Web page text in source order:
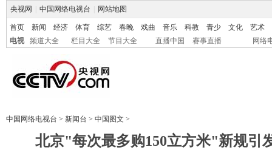
央视网 中国网络电视台 网站地图
首页 新闻 经济 体育 综艺 春晚 戏曲 音乐 科教 青少 文化
艺术
电视
频道大全 栏目大全 节目大全 直播中国 赛事直播 网络
中国网络电视台 > 新闻台 > 中国图文 >
北京"每次最多购150立方米"新规引